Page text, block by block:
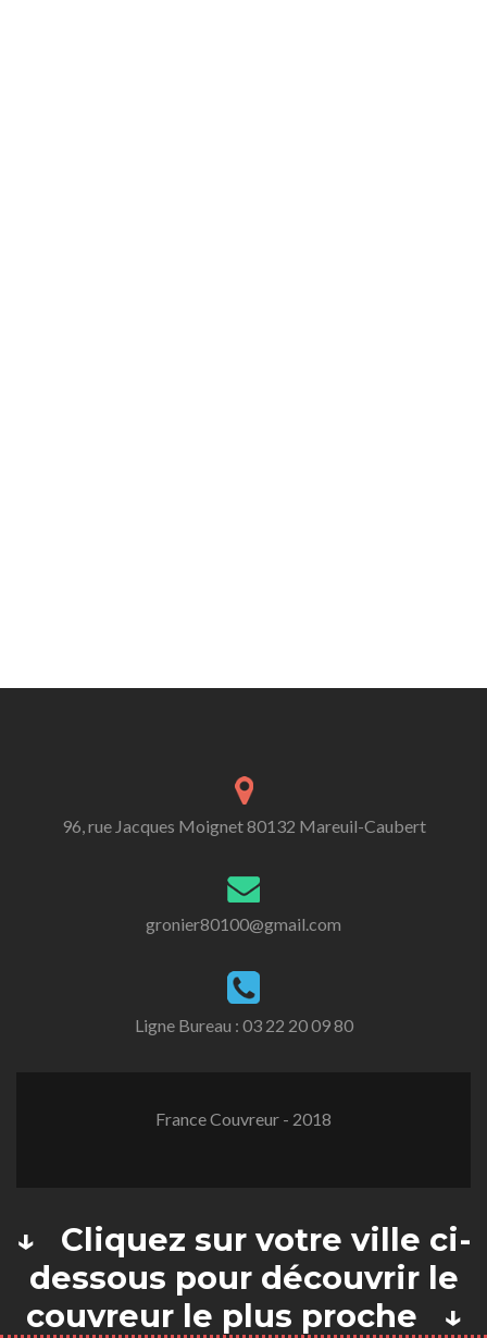
96, rue Jacques Moignet 80132 Mareuil-Caubert
gronier80100@gmail.com
Ligne Bureau : 03 22 20 09 80
France Couvreur - 2018
↓ Cliquez sur votre ville ci-
dessous pour découvrir le
couvreur le plus proche ↓